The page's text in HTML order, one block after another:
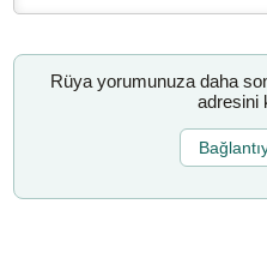
Rüya yorumunuza daha
adresini